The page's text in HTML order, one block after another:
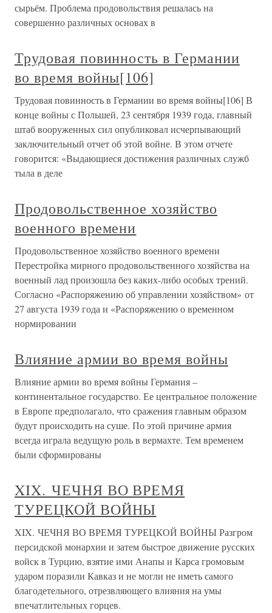
сырьём. Проблема продовольствия решалась на
совершенно различных основах в
Трудовая повинность в Германии
во время войны[106]
Трудовая повинность в Германии во время войны[106] В
конце войны с Польшей, 23 сентября 1939 года, главный
штаб вооруженных сил опубликовал исчерпывающий
заключительный отчет об этой войне. В этом отчете
говорится: «Выдающиеся достижения различных служб
тыла в деле
Продовольственное хозяйство
военного времени
Продовольственное хозяйство военного времени
Перестройка мирного продовольственного хозяйства на
военный лад произошла без каких-либо особых трений.
Согласно «Распоряжению об управлении хозяйством» от
27 августа 1939 года и «Распоряжению о временном
нормировании
Влияние армии во время войны
Влияние армии во время войны Германия –
континентальное государство. Ее центральное положение
в Европе предполагало, что сражения главным образом
будут происходить на суше. По этой причине армия
всегда играла ведущую роль в вермахте. Тем временем
были сформированы
XIX. ЧЕЧНЯ ВО ВРЕМЯ
ТУРЕЦКОЙ ВОЙНЫ
XIX. ЧЕЧНЯ ВО ВРЕМЯ ТУРЕЦКОЙ ВОЙНЫ Разгром
персидской монархии и затем быстрое движение русских
войск в Турцию, взятие ими Анапы и Карса громовым
ударом поразили Кавказ и не могли не иметь самого
благодетельного, отрезвляющего влияния на умы
впечатлительных горцев.